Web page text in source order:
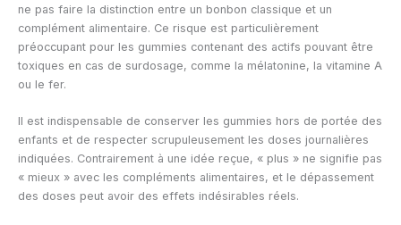
ne pas faire la distinction entre un bonbon classique et un
complément alimentaire. Ce risque est particulièrement
préoccupant pour les gummies contenant des actifs pouvant être
toxiques en cas de surdosage, comme la mélatonine, la vitamine A
ou le fer.
Il est indispensable de conserver les gummies hors de portée des
enfants et de respecter scrupuleusement les doses journalières
indiquées. Contrairement à une idée reçue, « plus » ne signifie pas
« mieux » avec les compléments alimentaires, et le dépassement
des doses peut avoir des effets indésirables réels.